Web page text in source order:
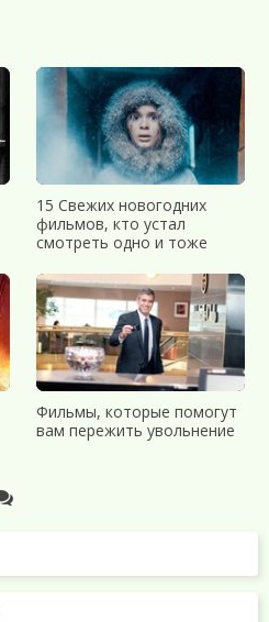
15 Свежих новогодних
фильмов, кто устал
смотреть одно и тоже
Фильмы, которые помогут
вам пережить увольнение